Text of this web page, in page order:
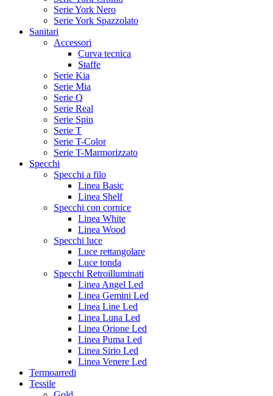
Serie York Nero
Serie York Spazzolato
Sanitari
Accessori
Curva tecnica
Staffe
Serie Kia
Serie Mia
Serie Q
Serie Real
Serie Spin
Serie T
Serie T-Color
Serie T-Marmorizzato
Specchi
Specchi a filo
Linea Basic
Linea Shelf
Specchi con cornice
Linea White
Linea Wood
Specchi luce
Luce rettangolare
Luce tonda
Specchi Retroilluminati
Linea Angel Led
Linea Gemini Led
Linea Line Led
Linea Luna Led
Linea Orione Led
Linea Puma Led
Linea Sirio Led
Linea Venere Led
Termoarredi
Tessile